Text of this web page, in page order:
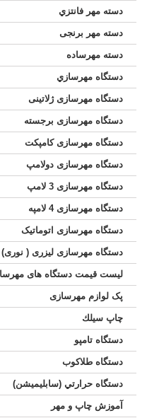
دسته مهر فانتزي
دسته مهر برنجی
دسته مهرساده
دستگاه مهرسازي
دستگاه مهرسازی ژلاتینی
دستگاه مهرسازی برجسته
دستگاه مهرسازی کامپکت
دستگاه مهرسازی دولامپ
دستگاه مهرسازی 3 لامپ
دستگاه مهرسازی 4 لامپه
دستگاه مهرسازی اتوماتیک
دستگاه مهرسازی لیزری ( نوری)
لیست قیمت دستگاه های
پک لوازم مهرسازی
چاپ سيلك
دستگاه تامپو
دستگاه طلاکوب
دستگاه حرارتي (سابليميشن)
آموزش چاپ و مهر